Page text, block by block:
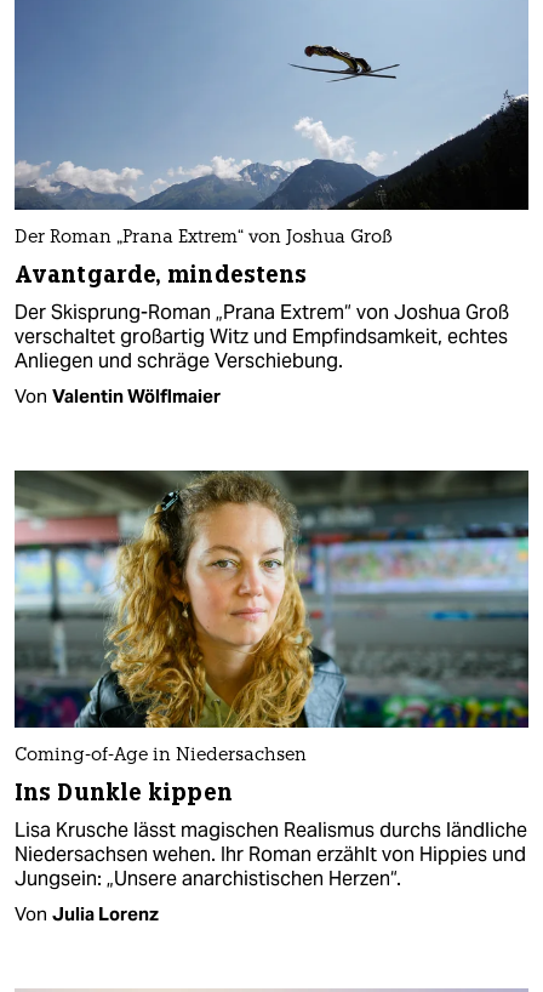
Der Roman „Prana Extrem“ von Joshua Groß
Avantgarde, mindestens
Der Skisprung-Roman „Prana Extrem“ von Joshua Groß
verschaltet großartig Witz und Empfindsamkeit, echtes
Anliegen und schräge Verschiebung.
Von Valentin Wölflmaier
Coming-of-Age in Niedersachsen
Ins Dunkle kippen
Lisa Krusche lässt magischen Realismus durchs ländliche
Niedersachsen wehen. Ihr Roman erzählt von Hippies und
Jungsein: „Unsere anarchistischen Herzen“.
Von Julia Lorenz